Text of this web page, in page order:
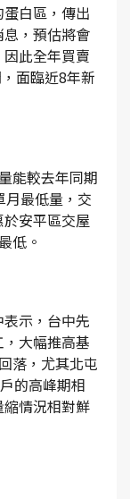
白區，傳出
，預估將會
此全年買賣
面臨近8年新
能較去年同期
月最低量，交
安平區交屋
低。
示，台中先
大幅推高基
落，尤其北屯
的高峰期相
情況相對鮮